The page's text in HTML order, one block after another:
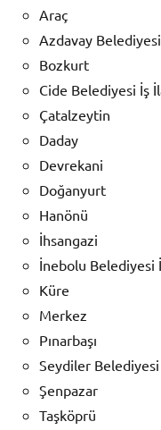
Araç
Azdavay
Bozkurt
Cide Belediyesi İş
Çatalzeytin
Daday
Devrekani
Doğanyurt
Hanönü
İhsangazi
İnebolu Belediyesi
Küre
Merkez
Pınarbaşı
Seydiler Belediyesi
Şenpazar
Taşköprü